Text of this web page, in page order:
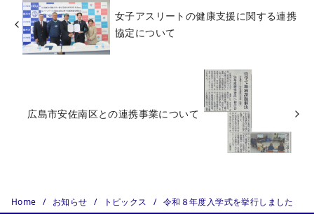
女子アスリートの健康支援に関する連携
協定について
広島市安佐南区との連携事業について
Home お知らせ トピックス 令和８年度入学式を挙行しました